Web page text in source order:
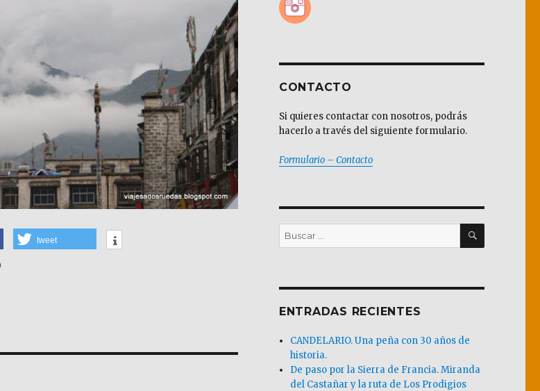
tweet
CONTACTO
Si quieres contactar con nosotros, podrás
hacerlo a través del siguiente formulario.
Formulario – Contacto
Buscar
por:
BUSCAR
ENTRADAS RECIENTES
CANDELARIO. Una peña con 30 años de
historia.
De paso por la Sierra de Francia. Miranda
del Castañar y la ruta de Los Prodigios